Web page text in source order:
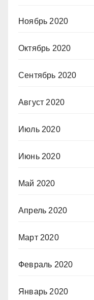
Ноябрь 2020
Октябрь 2020
Сентябрь 2020
Август 2020
Июль 2020
Июнь 2020
Май 2020
Апрель 2020
Март 2020
Февраль 2020
Январь 2020